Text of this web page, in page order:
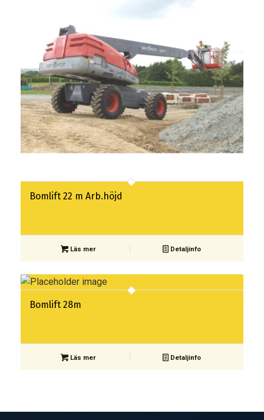
Bomlift 22 m Arb.höjd
Läs mer Detaljinfo
Bomlift 28m
Läs mer Detaljinfo